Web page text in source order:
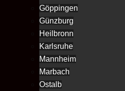
Göppingen
Günzburg
Heilbronn
Karlsruhe
Mannheim
Marbach
Ostalb